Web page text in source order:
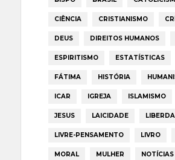
CIÊNCIA CRISTIANISMO
DEUS DIREITOS HUMANOS
ESPIRITISMO ESTATÍSTICAS
FÁTIMA HISTÓRIA
ICAR IGREJA ISLAMISMO
JESUS LAICIDADE
LIVRE-PENSAMENTO LIVRO
MORAL MULHER NOTÍCIAS